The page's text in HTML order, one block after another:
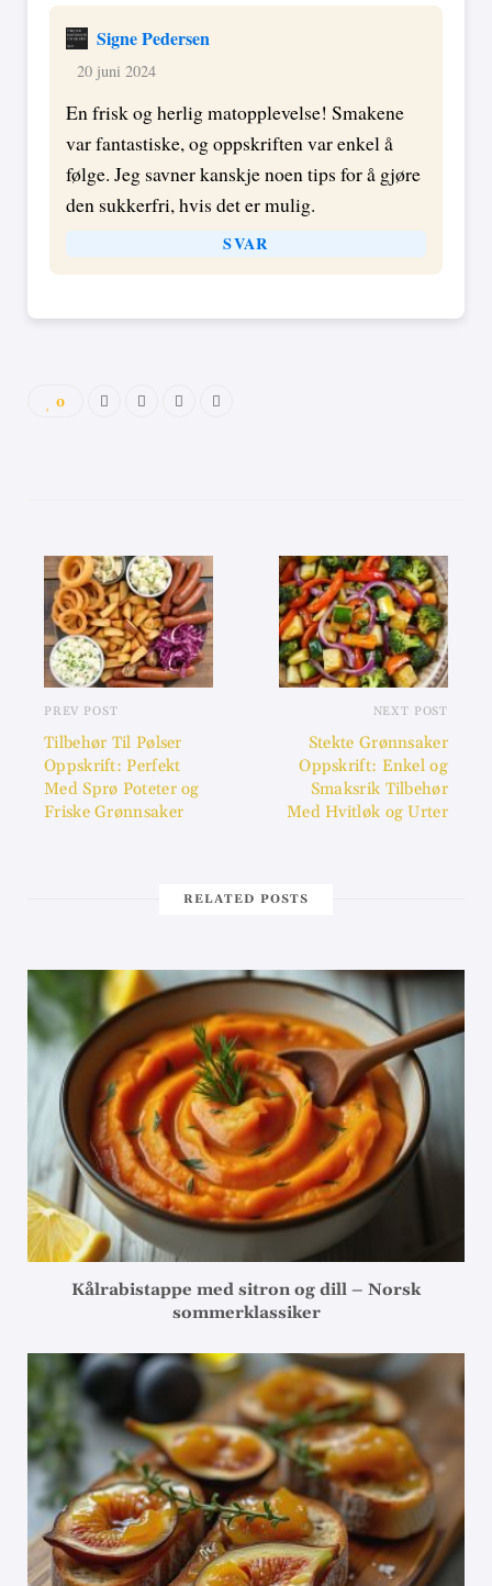
Signe Pedersen
20 juni 2024
En frisk og herlig matopplevelse! Smakene
var fantastiske, og oppskriften var enkel å
følge. Jeg savner kanskje noen tips for å gjøre
den sukkerfri, hvis det er mulig.
SVAR
0
PREV POST
Tilbehør Til Pølser
Oppskrift: Perfekt
Med Sprø Poteter og
Friske Grønnsaker
NEXT POST
Stekte Grønnsaker
Oppskrift: Enkel og
Smaksrik Tilbehør
Med Hvitløk og Urter
RELATED POSTS
Kålrabistappe med sitron og dill – Norsk
sommerklassiker